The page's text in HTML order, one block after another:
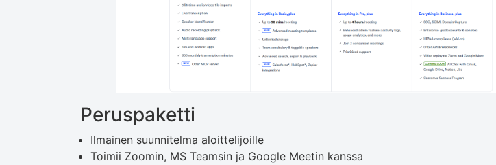
Peruspaketti
Ilmainen suunnitelma aloittelijoille
Toimii Zoomin, MS Teamsin ja Google Meetin kanssa